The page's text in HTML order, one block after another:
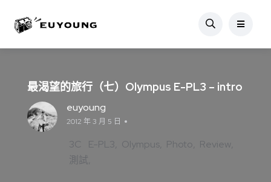
最渴望的旅行（七）Olympus E-PL3 – intro
euyoung
2012 年 3 月 5 日
3C E-PL3 Olympus Photo
Review
測試